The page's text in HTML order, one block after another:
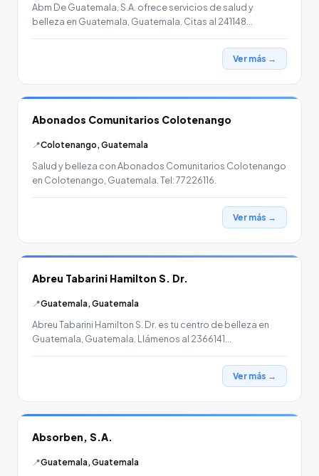
Abm De Guatemala, S.A. ofrece servicios de salud y
belleza en Guatemala, Guatemala. Citas al 241148…
Ver más →
Abonados Comunitarios Colotenango
📍Colotenango, Guatemala
Salud y belleza con Abonados Comunitarios Colotenango
en Colotenango, Guatemala. Tel: 77226116.
Ver más →
Abreu Tabarini Hamilton S. Dr.
📍Guatemala, Guatemala
Abreu Tabarini Hamilton S. Dr. es tu centro de belleza en
Guatemala, Guatemala. Llámenos al 2366141…
Ver más →
Absorben, S.A.
📍Guatemala, Guatemala